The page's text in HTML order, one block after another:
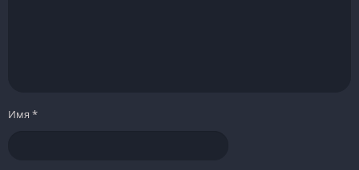
Имя *